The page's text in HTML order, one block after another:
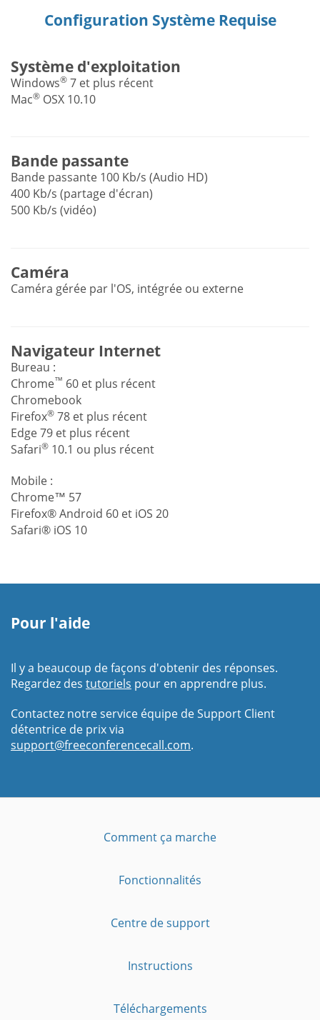
Configuration Système Requise
Système d'exploitation
Windows® 7 et plus récent
Mac® OSX 10.10
Bande passante
Bande passante 100 Kb/s (Audio HD)
400 Kb/s (partage d'écran)
500 Kb/s (vidéo)
Caméra
Caméra gérée par l'OS, intégrée ou externe
Navigateur Internet
Bureau :
Chrome™ 60 et plus récent
Chromebook
Firefox® 78 et plus récent
Edge 79 et plus récent
Safari® 10.1 ou plus récent
Mobile :
Chrome™ 57
Firefox® Android 60 et iOS 20
Safari® iOS 10
Pour l'aide
Il y a beaucoup de façons d'obtenir des réponses.
Regardez des tutoriels pour en apprendre plus.
Contactez notre service équipe de Support Client
détentrice de prix via
support@freeconferencecall.com.
Comment ça marche
Fonctionnalités
Centre de support
Instructions
Téléchargements